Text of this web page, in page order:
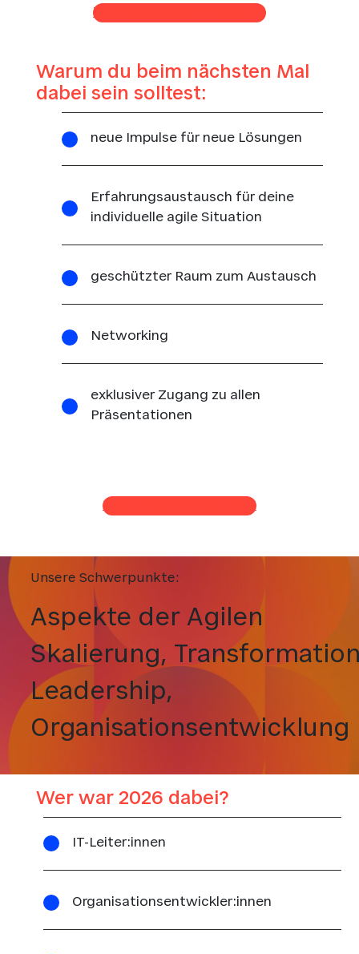
Zur Newsletteranmeldung
Warum du beim nächsten Mal
dabei sein solltest:
neue Impulse für neue Lösungen
Erfahrungsaustausch für deine
individuelle agile Situation
geschützter Raum zum Austausch
Networking
exklusiver Zugang zu allen
Präsentationen
KOSTENFREI ANMELDEN
Unsere Schwerpunkte:
Aspekte der Agilen
Skalierung,
Leadership,
Organisationsentwicklung
Wer war 2026 dabei?
IT-Leiter:innen
Organisationsentwickler:innen